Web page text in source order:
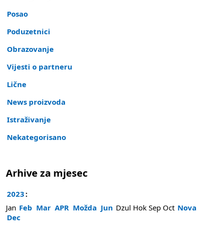
Posao
Poduzetnici
Obrazovanje
Vijesti o partneru
Lične
News proizvoda
Istraživanje
Nekategorisano
Arhive za mjesec
2023 :
Jan Feb Mar APR Možda Jun Dzul Hok Sep Oct Nova
Dec